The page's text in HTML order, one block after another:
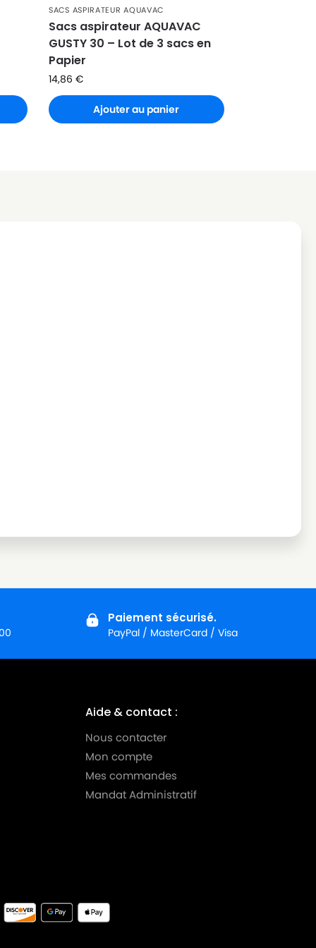
SACS ASPIRATEUR AQUAVAC
Sacs aspirateur AQUAVAC
GUSTY 30 – Lot de 3 sacs en
Papier
14,86€
Ajouter au panier
Paiement sécurisé.
PayPal / MasterCard / Visa
Aide & contact :
Nous contacter
Mon compte
Mes commandes
Mandat Administratif